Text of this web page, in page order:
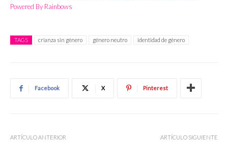
Powered By Rainbows
TAGS crianza sin género género neutro identidad de género
Facebook X Pinterest
ARTÍCULO ANTERIOR ARTÍCULO SIGUIENTE